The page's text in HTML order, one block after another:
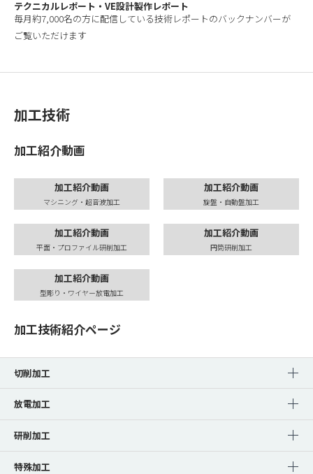
テクニカルレポート・VE設計製作レポート
毎月約7,000名の方に配信している技術レポートのバックナンバーが
ご覧いただけます
加工技術
加工紹介動画
加工紹介動画
マシニング・超音波加工
加工紹介動画
旋盤・自動盤加工
加工紹介動画
平面・プロファイル研削加工
加工紹介動画
円筒研削加工
加工紹介動画
型彫り・ワイヤー放電加工
加工技術紹介ページ
切削加工
放電加工
研削加工
特殊加工